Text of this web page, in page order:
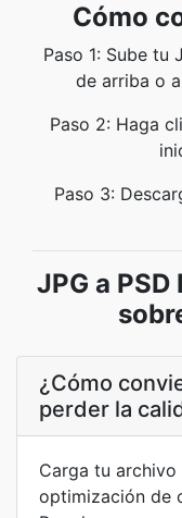
Cómo
Paso 1: Sube tu
de arriba o
Paso 2: Haga
Paso 3:
JPG a
¿Cómo
perder la
Carga tu
optimización de